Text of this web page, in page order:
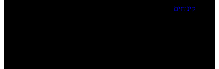
קינוחים